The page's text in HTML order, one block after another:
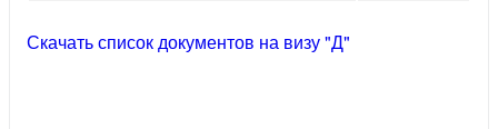
Скачать список документов на визу "Д"